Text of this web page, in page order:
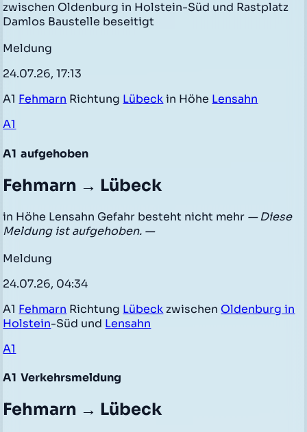
zwischen Oldenburg in Holstein-Süd und Rastplatz
Damlos Baustelle beseitigt
Meldung
24.07.26, 17:13
A1 Fehmarn Richtung Lübeckin Höhe Lensahn
A1
A1 aufgehoben
Fehmarn → Lübeck
in Höhe Lensahn Gefahr besteht nicht mehr — Diese
Meldung ist aufgehoben. —
Meldung
24.07.26, 04:34
A1 Fehmarn Richtung Lübeck zwischen Oldenburg in
Holstein-Süd und Lensahn
A1
A1 Verkehrsmeldung
Fehmarn → Lübeck